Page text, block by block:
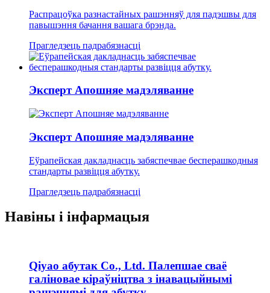
Распрацоўка разнастайных рашэнняў для падэшвы для
павышэння бачання вашага брэнда.
Прагледзець падрабязнасці
Эксперт Апошняе мадэляванне
Эксперт Апошняе мадэляванне
Еўрапейская дакладнасць забяспечвае бесперашкодныя
стандарты развіцця абутку.
Прагледзець падрабязнасці
Навіны і інфармацыя
Qiyao абутак Co., Ltd. Палепшае сваё
галіновае кіраўніцтва з інавацыйнымі